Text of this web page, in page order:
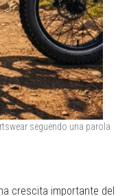
seguendo una parola
crescita importante del